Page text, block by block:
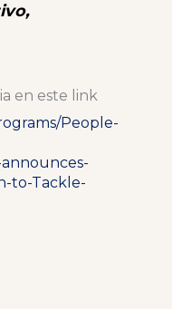
en este link
People-
to-Tackle-